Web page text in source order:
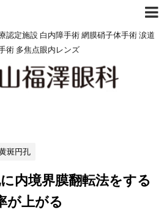
認定施設 白内障手術 網膜硝子体手術 涙道
術 多焦点眼内レンズ
斑円孔
内境界膜翻転法をする
が上がる